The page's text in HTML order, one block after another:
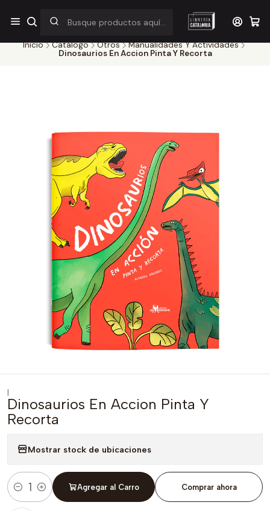
¡Por pocos días! Despacho a $1.000 en RM por compras sobre
$38.000
Inicio Catálogo Otros
Manualidades Y Actividades
Dinosaurios En Accion Pinta Y Recorta
|
Dinosaurios En Accion Pinta Y
Recorta
Mostrar stock de ubicaciones
Cantidad
Agregar al Carro Comprar ahora